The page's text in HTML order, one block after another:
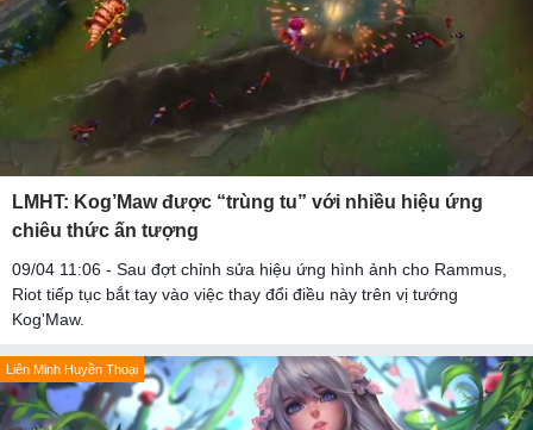
LMHT: Kog’Maw được “trùng tu” với nhiều hiệu ứng
chiêu thức ấn tượng
09/04 11:06 - Sau đợt chỉnh sửa hiệu ứng hình ảnh cho Rammus,
Riot tiếp tục bắt tay vào việc thay đổi điều này trên vị tướng
Kog'Maw.
Liên Minh Huyền Thoại